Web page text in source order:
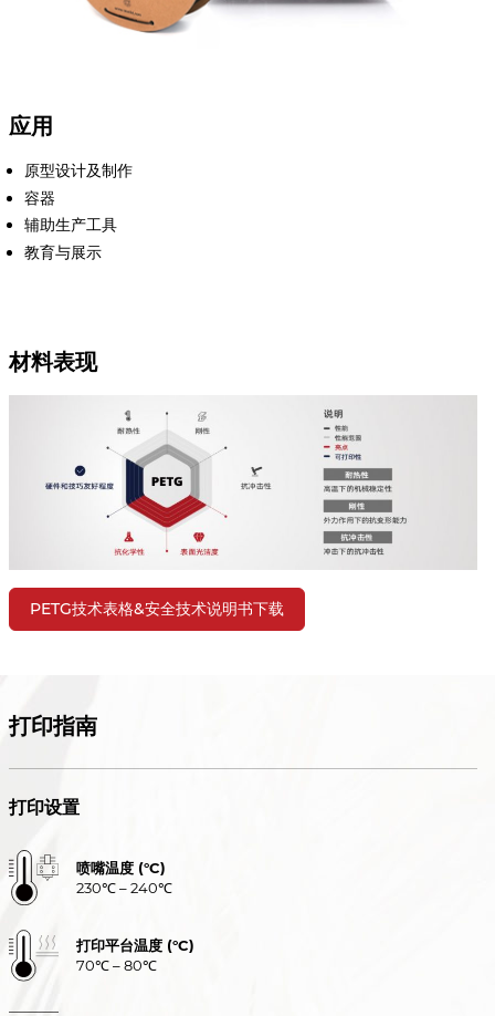
应用
原型设计及制作
容器
辅助生产工具
教育与展示
材料表现
PETG技术表格&安全技术说明书下载
打印指南
打印设置
喷嘴温度 (°C)
230℃ – 240℃
打印平台温度 (°C)
70℃ – 80℃